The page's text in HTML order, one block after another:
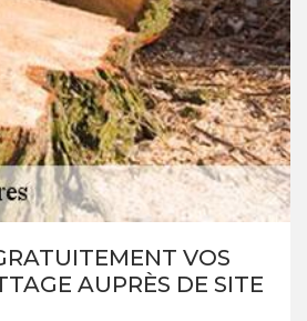
VOS
AUPRÈS DE SITE